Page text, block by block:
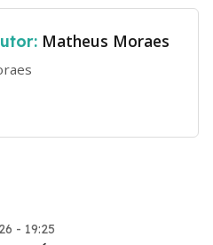
Matheus Moraes
- 19:25